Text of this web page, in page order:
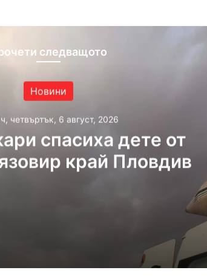
следващото
Новини
четвъртък, 6 август, 2026
спасиха дете от
край Пловдив
Пожарникари спасиха дете от водите на язовир край Пловдив